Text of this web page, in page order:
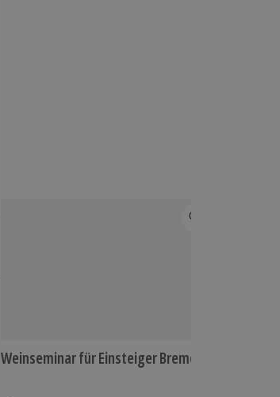
Weinseminar für Einsteiger Bremen